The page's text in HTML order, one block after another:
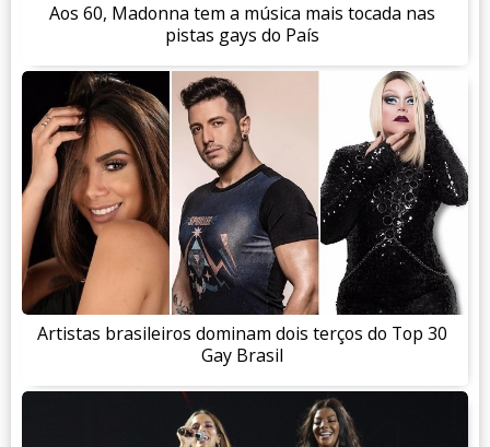
Aos 60, Madonna tem a música mais tocada nas
pistas gays do País
Artistas brasileiros dominam dois terços do Top 30
Gay Brasil